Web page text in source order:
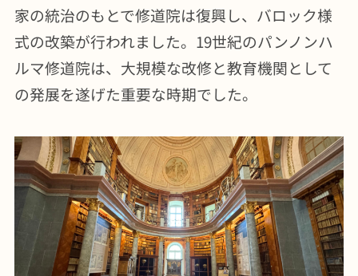
家の統治のもとで修道院は復興し、バロック様
式の改築が行われました。19世紀のパンノンハ
ルマ修道院は、大規模な改修と教育機関として
の発展を遂げた重要な時期でした。